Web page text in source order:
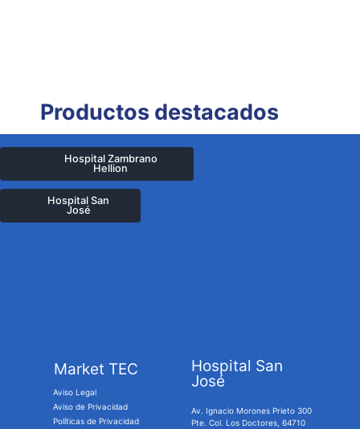
Productos destacados
Hospital Zambrano
Hellion
Hospital San
José
Market TEC
Aviso Legal
Aviso de Privacidad
Políticas de Privacidad
Hospital San
José
Av. Ignacio Morones Prieto 300
Pte. Col. Los Doctores, 64710